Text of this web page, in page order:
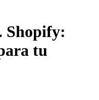
Shopify:
tu